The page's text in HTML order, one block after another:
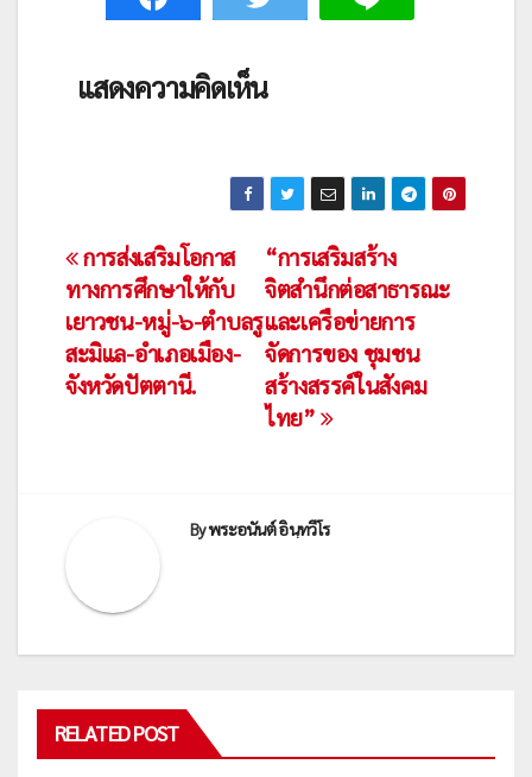
แสดงความคิดเห็น
เมนู
นำทาง
เรื่อง
“การเสริมสร้าง
จิตสำนึกต่อสาธารณะ
และเครือข่ายการ
จัดการของ ชุมชน
สร้างสรรค์ในสังคม
ไทย”
การส่งเสริมโอกาส
ทางการศึกษาให้กับ
เยาวชน-หมู่-๖-ตำบลรู
สะมิแล-อำเภอเมือง-
จังหวัดปัตตานี.
Byพระอนันต์ อินฺทวีโร
RELATED POST